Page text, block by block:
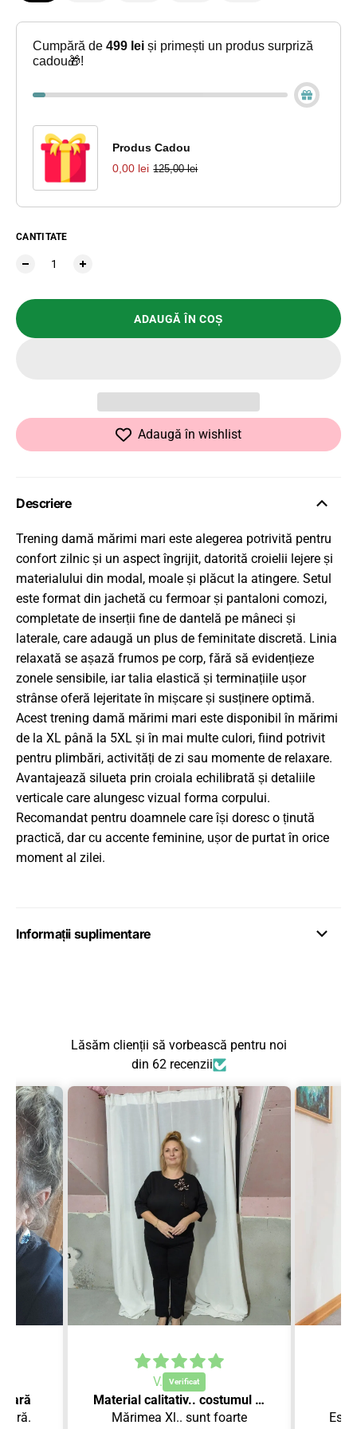
Cumpără de499 lei și primești un produs surpriză
cadou🎁!
Produs Cadou
0,00 lei 125,00 lei
CANTITATE
ADAUGĂ ÎN COȘ
Adaugă în wishlist
Descriere
Trening damă mărimi mari este alegerea potrivită pentru
confort zilnic și un aspect îngrijit, datorită croielii lejere și
materialului din modal, moale și plăcut la atingere. Setul
este format din jachetă cu fermoar și pantaloni comozi,
completate de inserții fine de dantelă pe mâneci și
laterale, care adaugă un plus de feminitate discretă. Linia
relaxată se așază frumos pe corp, fără să evidențieze
zonele sensibile, iar talia elastică și terminațiile ușor
strânse oferă lejeritate în mișcare și susținere optimă.
Acest trening damă mărimi mari este disponibil în mărimi
de la XL până la 5XL și în mai multe culori, fiind potrivit
pentru plimbări, activități de zi sau momente de relaxare.
Avantajează silueta prin croiala echilibrată și detaliile
verticale care alungesc vizual forma corpului.
Recomandat pentru doamnele care își doresc o ținută
practică, dar cu accente feminine, ușor de purtat în orice
moment al zilei.
Informații suplimentare
Lăsăm clienții să vorbească pentru noi
din 62 recenzii
vară
V.
Material calitativ.. costumul se așează perfect!
Mărimea Xl.. sunt foarte